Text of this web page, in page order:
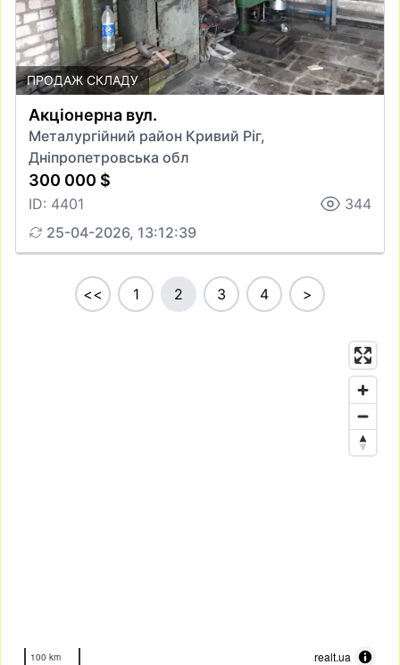
ПРОДАЖ СКЛАДУ
Акціонерна вул.
Металургійний район Кривий Ріг,
Дніпропетровська обл
300 000 $
ID: 4401
344
25-04-2026, 13:12:39
<< 1 2 3 4 >
100 km realt.ua